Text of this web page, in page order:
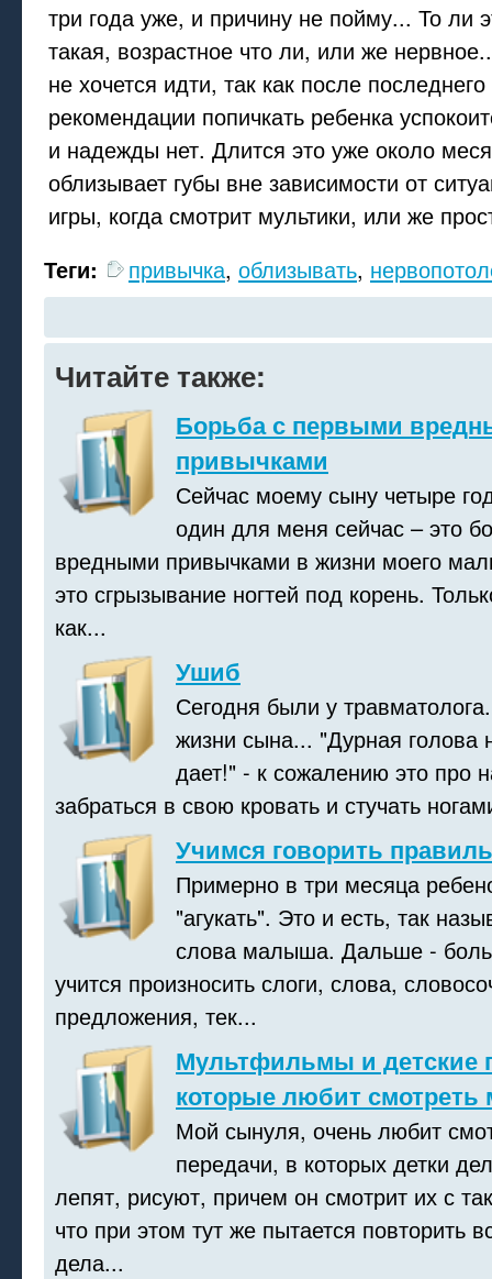
три года уже, и причину не пойму... То ли
такая, возрастное что ли, или же
не хочется идти, так как после
рекомендации попичкать ребенка
и надежды нет. Длится это уже около
облизывает губы вне зависимости от
игры, когда смотрит мультики, или же
Теги:
привычка, облизывать,
Читайте также:
Борьба с первыми
привычками
Сейчас моему сыну четыре
один для меня сейчас – это
вредными привычками в жизни моего
это сгрызывание ногтей под корень.
как...
Ушиб
Сегодня были у
жизни сына... "Дурная голова
дает!" - к сожалению это про
забраться в свою кровать и стучать
Учимся говорить
Примерно в три месяца
"агукать". Это и есть, так
слова малыша. Дальше -
учится произносить слоги, слова,
предложения, тек...
Мультфильмы и детские
которые любит
Мой сынуля, очень любит
передачи, в которых детки
лепят, рисуют, причем он смотрит их с
что при этом тут же пытается повторить
дела...